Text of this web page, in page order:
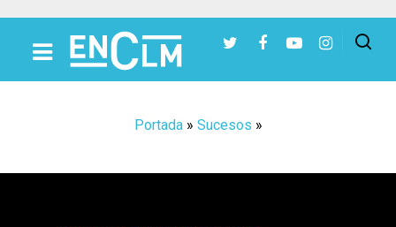
Portada» Sucesos »